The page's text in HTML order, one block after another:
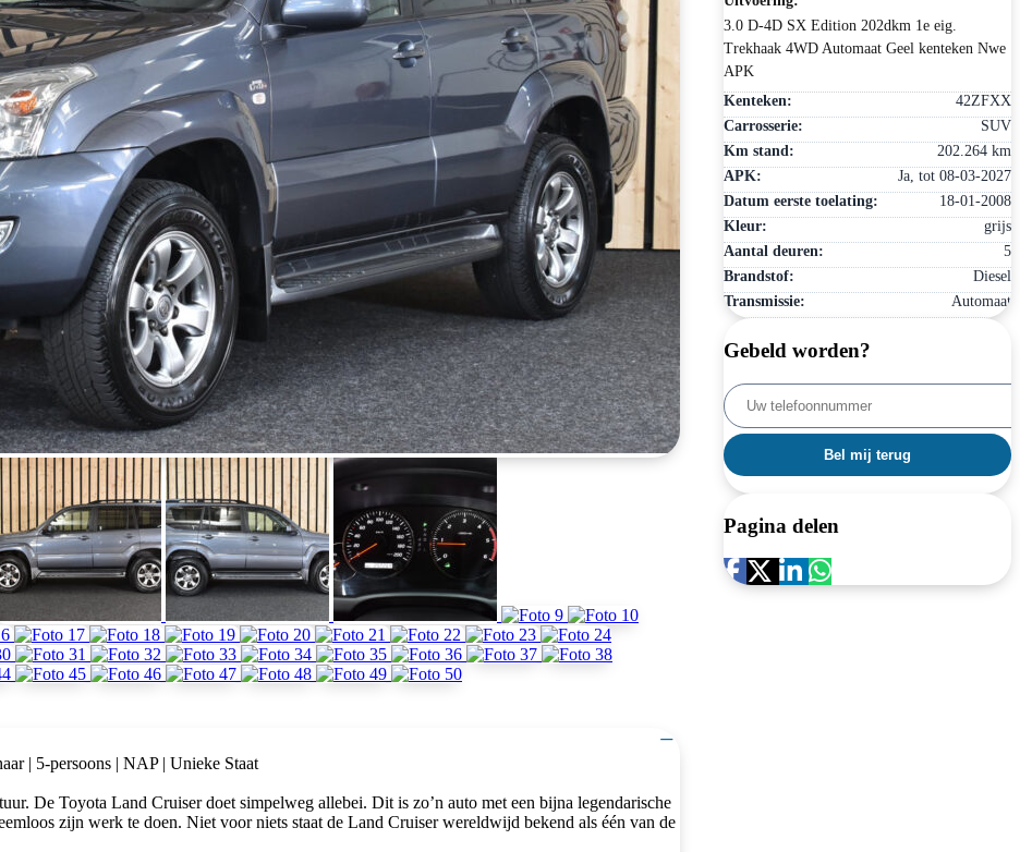
3.0 D-4D SX Edition 202dkm 1e eig.
Trekhaak 4WD Automaat Geel kenteken Nwe
APK
Kenteken:
42ZFXX
Carrosserie:
SUV
Km stand:
202.264 km
APK:
Ja, tot 08-03-2027
Datum eerste toelating:
18-01-2008
Kleur:
grijs
Aantal deuren:
5
Brandstof:
Diesel
Transmissie:
Automaat
Gebeld worden?
Pagina delen
−
| 5-persoons | NAP | Unieke Staat
De Toyota Land Cruiser doet simpelweg allebei. Dit is zo’n auto met een bijna legendarische
zijn werk te doen. Niet voor niets staat de Land Cruiser wereldwijd bekend als één van de